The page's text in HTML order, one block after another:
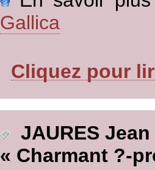
Gallica
Cliquez pour
JAURES Jean
« Charmant ?-